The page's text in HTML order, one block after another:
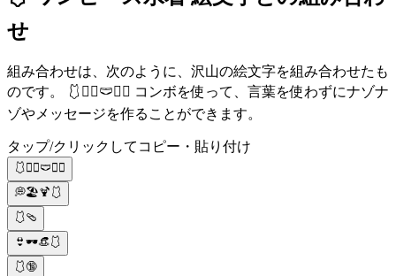
せ
組み合わせは、次のように、沢山の絵文字を組み合わせたも
のです。 🩱🏊‍♀️🩲🏊‍♂️ コンボを使って、言葉を使わずにナゾナ
ゾやメッセージを作ることができます。
タップ/クリックしてコピー・貼り付け
🩱🏊‍♀️🩲🏊‍♂️
💭🏖🍹🩱
🩱🩴
👙🕶👒🩱
🩱🔞